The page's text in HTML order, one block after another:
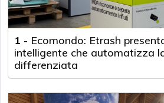
1 - Ecomondo: Etrash
intelligente che automatizza
differenziata